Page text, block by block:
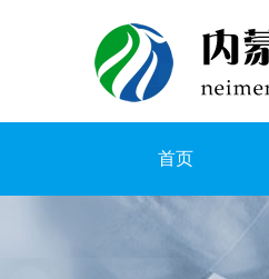
首页